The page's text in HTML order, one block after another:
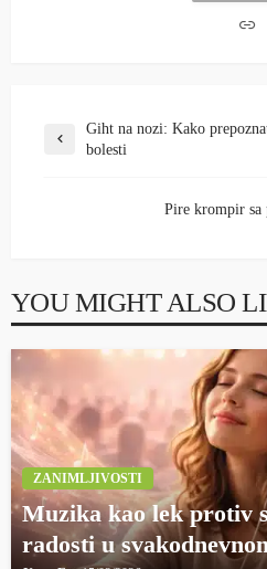
Giht na nozi: Kako
bolesti
Pire krompir sa
YOU MIGHT ALSO
ZANIMLJIVOSTI
Muzika kao lek protiv
radosti u